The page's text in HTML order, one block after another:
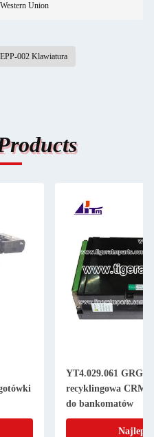
Union
002 Klawiatura
YT4.029.061 GRG
recyklingowa
do bankomatów